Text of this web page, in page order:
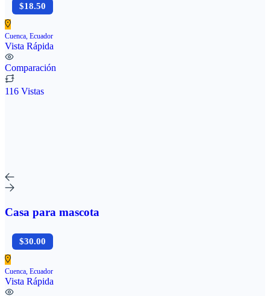
$18.50
Cuenca, Ecuador
Vista Rápida
Comparación
116 Vistas
Casa para mascota
$30.00
Cuenca, Ecuador
Vista Rápida